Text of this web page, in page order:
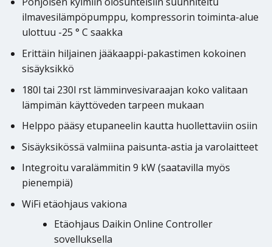
ilmavesilämpöpumppu, kompressorin toiminta-alue
ulottuu -25 ° C saakka
Erittäin hiljainen jääkaappi-pakastimen kokoinen
sisäyksikkö
180l tai 230l rst lämminvesivaraajan koko valitaan
lämpimän käyttöveden tarpeen mukaan
Helppo pääsy etupaneelin kautta huollettaviin osiin
Sisäyksikössä valmiina paisunta-astia ja varolaitteet
Integroitu varalämmitin 9 kW (saatavilla myös
pienempiä)
WiFi etäohjaus vakiona
Etäohjaus Daikin Online Controller
sovelluksella